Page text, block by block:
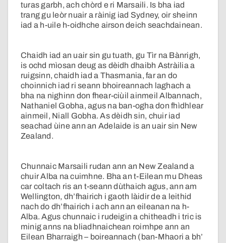
turas garbh, ach chòrd e ri Marsaili. Is bha iad
trang gu leòr nuair a ràinig iad Sydney, oir sheinn
iad a h-uile h-oidhche airson deich seachdainean.
Chaidh iad an uair sin gu tuath, gu Tìr na Bànrigh,
is ochd mìosan deug as dèidh dhaibh Astràilia a
ruigsinn, chaidh iad a Thasmania, far an do
choinnich iad ri seann bhoireannach laghach a
bha na nighinn don fhear-ciùil ainmeil Albannach,
Nathaniel Gobha, agus na ban-ogha don fhìdhlear
ainmeil, Niall Gobha. As dèidh sin, chuir iad
seachad ùine ann an Adelaide is an uair sin New
Zealand.
Chunnaic Marsaili rudan ann an New Zealand a
chuir Alba na cuimhne. Bha an t-Eilean mu Dheas
car coltach ris an t-seann dùthaich agus, ann am
Wellington, dh’fhairich i gaoth làidir de a leithid
nach do dh’fhairich i ach ann an eileanan na h-
Alba. Agus chunnaic i rudeigin a chitheadh i tric is
minig anns na bliadhnaichean roimhpe ann an
Eilean Bharraigh – boireannach (ban-Mhaori a bh’